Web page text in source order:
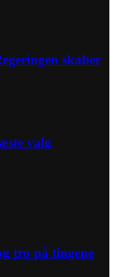
skaber
valg
tro på tingene